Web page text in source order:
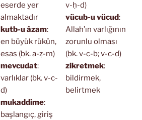
eserde yer
almaktadır
kutb-u âzam:
en büyük rükün,
esas (bk. a-ẓ-m)
mevcudat:
varlıklar (bk. v-c-
d)
mukaddime:
başlangıç, giriş
v-ḥ-d)
vücub-u vücud:
Allah’ın varlığının
zorunlu olması
(bk. v-c-b; v-c-d)
zikretmek:
bildirmek,
belirtmek